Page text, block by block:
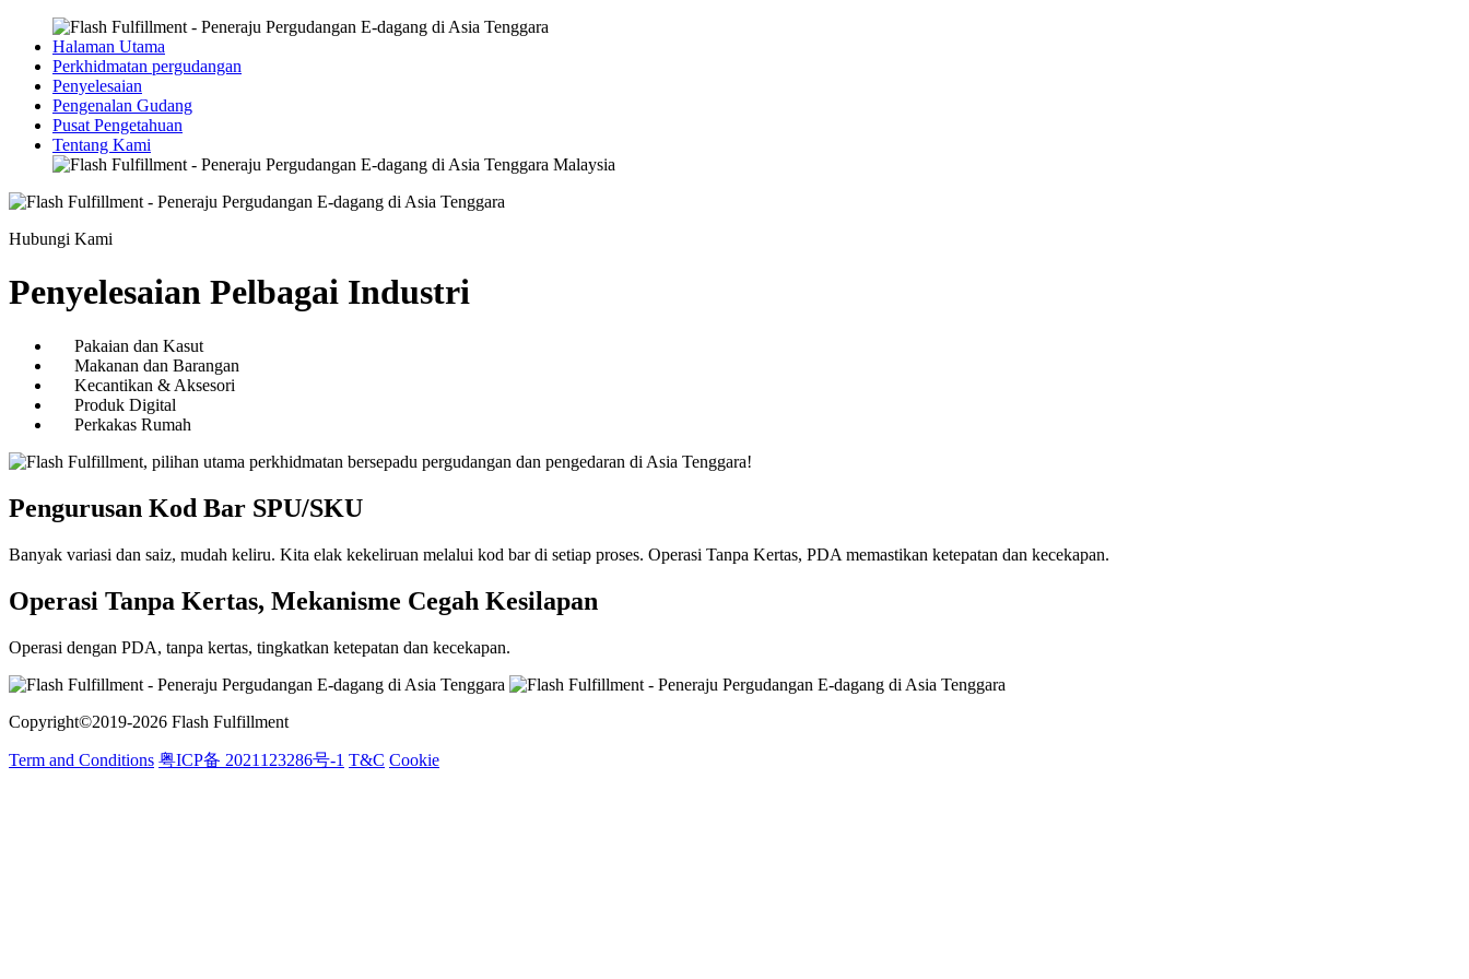
Halaman Utama
Perkhidmatan pergudangan
Penyelesaian
Pengenalan Gudang
Pusat Pengetahuan
Tentang Kami
Malaysia
Hubungi Kami
Penyelesaian Pelbagai Industri
Pakaian dan Kasut
Makanan dan Barangan
Kecantikan & Aksesori
Produk Digital
Perkakas Rumah
Pengurusan Kod Bar SPU/SKU
Banyak variasi dan saiz, mudah keliru. Kita elak kekeliruan melalui kod bar di setiap proses. Operasi Tanpa Kertas, PDA memastikan ketepatan dan kecekapan.
Operasi Tanpa Kertas, Mekanisme Cegah Kesilapan
Operasi dengan PDA, tanpa kertas, tingkatkan ketepatan dan kecekapan.
Copyright©2019-2026 Flash Fulfillment
Term and Conditions 粤ICP备 2021123286号-1 T&C Cookie